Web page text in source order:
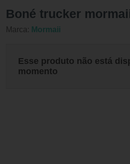
Boné trucker
Marca: Mormaii
Esse produto não está
momento